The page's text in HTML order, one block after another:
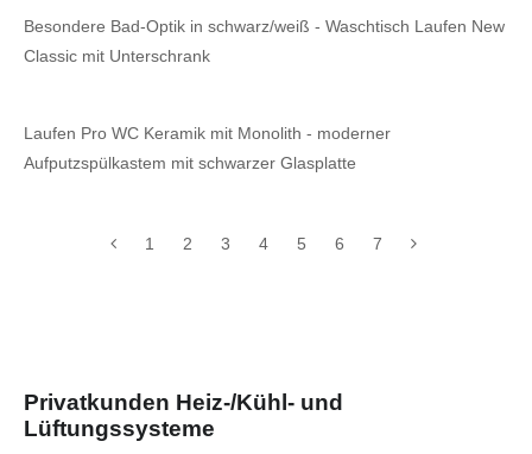
Besondere Bad-Optik in schwarz/weiß - Waschtisch Laufen New
Classic mit Unterschrank
Laufen Pro WC Keramik mit Monolith - moderner
Aufputzspülkastem mit schwarzer Glasplatte
1 2 3 4 5 6 7
Privatkunden Heiz-/Kühl- und
Lüftungssysteme